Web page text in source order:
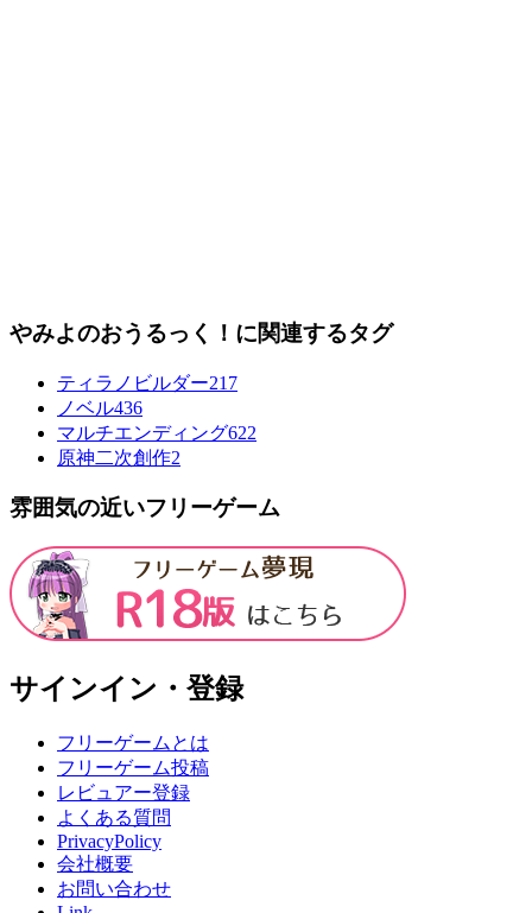
やみよのおうるっく！に関連するタグ
ティラノビルダー217
ノベル436
マルチエンディング622
原神二次創作2
雰囲気の近いフリーゲーム
サインイン・登録
フリーゲームとは
フリーゲーム投稿
レビュアー登録
よくある質問
PrivacyPolicy
会社概要
お問い合わせ